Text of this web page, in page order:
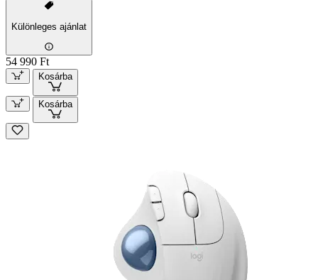
Különleges ajánlat
54 990 Ft
Kosárba
Kosárba